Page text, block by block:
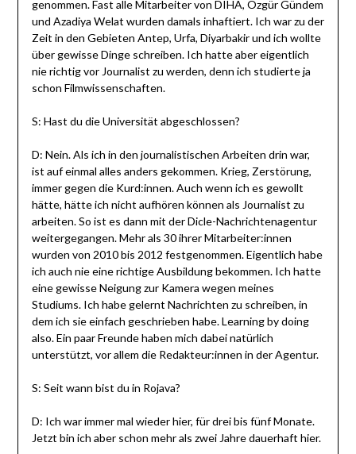
genommen. Fast alle Mitarbeiter von DIHA, Özgür Gündem
und Azadiya Welat wurden damals inhaftiert. Ich war zu der
Zeit in den Gebieten Antep, Urfa, Diyarbakir und ich wollte
über gewisse Dinge schreiben. Ich hatte aber eigentlich
nie richtig vor Journalist zu werden, denn ich studierte ja
schon Filmwissenschaften.
S: Hast du die Universität abgeschlossen?
D: Nein. Als ich in den journalistischen Arbeiten drin war,
ist auf einmal alles anders gekommen. Krieg, Zerstörung,
immer gegen die Kurd:innen. Auch wenn ich es gewollt
hätte, hätte ich nicht aufhören können als Journalist zu
arbeiten. So ist es dann mit der Dicle-Nachrichtenagentur
weitergegangen. Mehr als 30 ihrer Mitarbeiter:innen
wurden von 2010 bis 2012 festgenommen. Eigentlich habe
ich auch nie eine richtige Ausbildung bekommen. Ich hatte
eine gewisse Neigung zur Kamera wegen meines
Studiums. Ich habe gelernt Nachrichten zu schreiben, in
dem ich sie einfach geschrieben habe. Learning by doing
also. Ein paar Freunde haben mich dabei natürlich
unterstützt, vor allem die Redakteur:innen in der Agentur.
S: Seit wann bist du in Rojava?
D: Ich war immer mal wieder hier, für drei bis fünf Monate.
Jetzt bin ich aber schon mehr als zwei Jahre dauerhaft hier.